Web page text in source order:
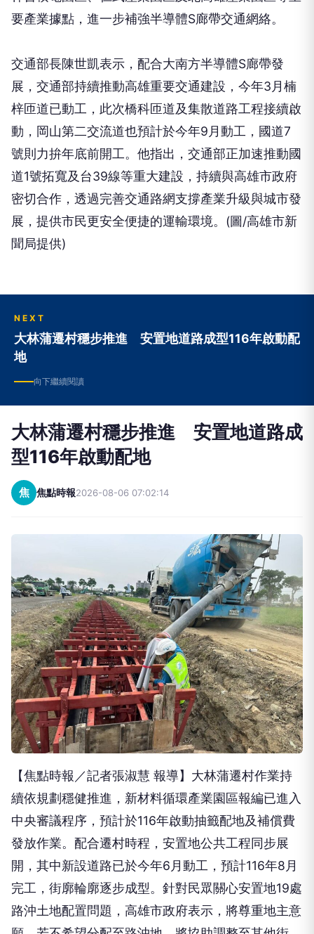
要產業據點，進一步補強半導體S廊帶交通網絡。
交通部長陳世凱表示，配合大南方半導體S廊帶發
展，交通部持續推動高雄重要交通建設，今年3月楠
梓匝道已動工，此次橋科匝道及集散道路工程接續啟
動，岡山第二交流道也預計於今年9月動工，國道7
號則力拚年底前開工。他指出，交通部正加速推動國
道1號拓寬及台39線等重大建設，持續與高雄市政府
密切合作，透過完善交通路網支撐產業升級與城市發
展，提供市民更安全便捷的運輸環境。(圖/高雄市新
聞局提供)
NEXT
大林蒲遷村穩步推進 安置地道路成型116年啟動配
地
向下繼續閱讀
大林蒲遷村穩步推進 安置地道路成
型116年啟動配地
焦 焦點時報2026-08-06 07:02:14
【焦點時報／記者張淑慧 報導】大林蒲遷村作業持
續依規劃穩健推進，新材料循環產業園區報編已進入
中央審議程序，預計於116年啟動抽籤配地及補償費
發放作業。配合遷村時程，安置地公共工程同步展
開，其中新設道路已於今年6月動工，預計116年8月
完工，街廓輪廓逐步成型。針對民眾關心安置地19處
路沖土地配置問題，高雄市政府表示，將尊重地主意